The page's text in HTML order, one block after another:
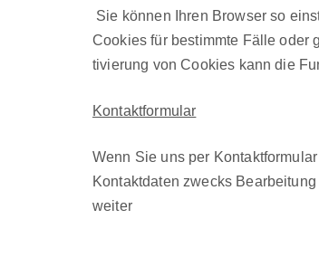
Sie kön­nen Ihren Brows­er so
Cook­ies für bes­timmte Fälle
tivierung von Cook­ies kann die
Kon­tak­t­for­mu­lar
Wenn Sie uns per
Kon­tak­t­dat­en zwecks
weit­er